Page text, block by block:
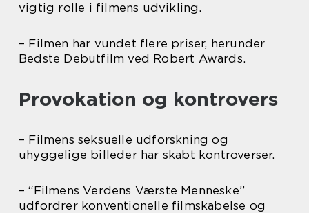
vigtig rolle i filmens udvikling.
– Filmen har vundet flere priser, herunder
Bedste Debutfilm ved Robert Awards.
Provokation og kontrovers
– Filmens seksuelle udforskning og
uhyggelige billeder har skabt kontroverser.
– “Filmens Verdens Værste Menneske”
udfordrer konventionelle filmskabelse og